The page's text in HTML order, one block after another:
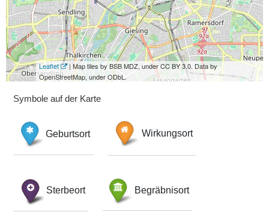
Leaflet
| Map tiles by BSB MDZ, under CC BY 3.0. Data by
OpenStreetMap, under ODbL.
Symbole auf der Karte
Geburtsort Wirkungsort
Sterbeort Begräbnisort